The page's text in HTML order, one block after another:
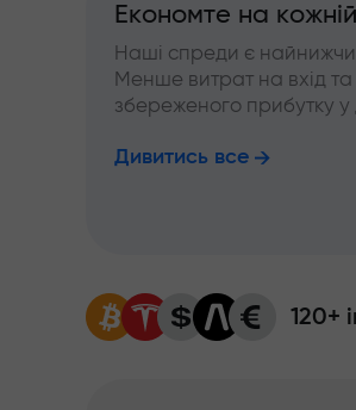
Економте на кожній
Наші спреди є
Менше витрат на вхід та
збереженого прибутку у
Дивитись все
120+